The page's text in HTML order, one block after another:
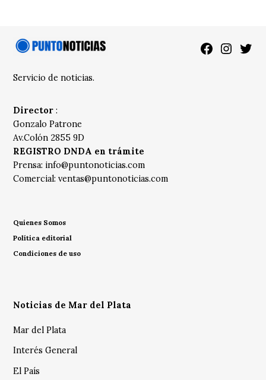
Facebook
Servicio de noticias.
Director :
Gonzalo Patrone
Av.Colón 2855 9D
REGISTRO DNDA en trámite
Prensa: info@puntonoticias.com
Comercial:ventas@puntonoticias.com
Quienes Somos
Política editorial
Condiciones de uso
Noticias de Mar del Plata
Mar del Plata
Interés General
El País